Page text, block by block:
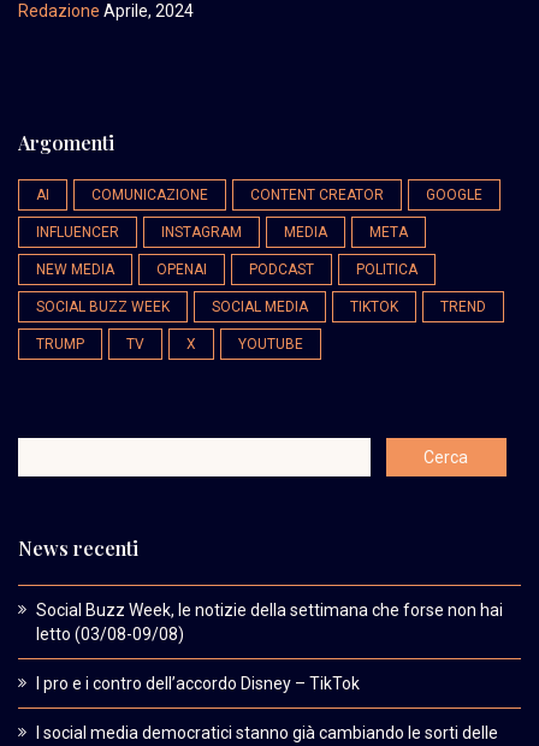
Redazione Aprile, 2024
Argomenti
AI COMUNICAZIONE CONTENT CREATOR GOOGLE
INFLUENCER INSTAGRAM MEDIA META
NEW MEDIA OPENAI PODCAST POLITICA
SOCIAL BUZZ WEEK SOCIAL MEDIA TIKTOK TREND
TRUMP TV X YOUTUBE
News recenti
Social Buzz Week, le notizie della settimana che forse non hai
letto (03/08-09/08)
I pro e i contro dell’accordo Disney – TikTok
I social media democratici stanno già cambiando le sorti delle